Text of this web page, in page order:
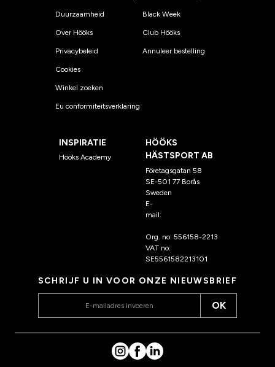
Duurzaamheid
Over Hööks
Privacybeleid
Cookies
Winkel zoeken
Eu conformiteitsverklaring
Black Week
Club Hööks
Annuleer bestelling
INSPIRATIE
Hööks Academy
HÖÖKS
HÄSTSPORT AB
Företagsgatan 58
SE-501 77 Borås
Sweden
E-
mail:
Org. no: 556158-2213
VAT no:
SE5561582213101
SCHRIJF U IN VOOR ONZE NIEUWSBRIEF
OK